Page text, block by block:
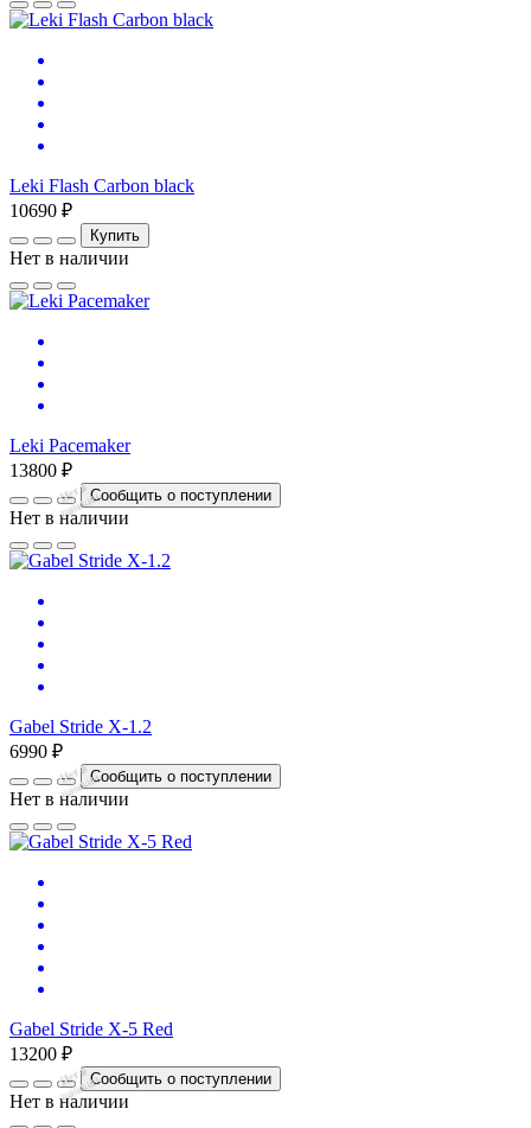
Leki Flash Carbon black
10690 ₽
Купить
Нет в наличии
Leki Pacemaker
Нет
в
на
л
и
ч
и
и
13800 ₽
Сообщить о поступлении
Нет в наличии
Gabel Stride X-1.2
Нет
в
на
л
и
ч
и
и
6990 ₽
Сообщить о поступлении
Нет в наличии
Gabel Stride X-5 Red
Нет
в
на
л
и
ч
и
и
13200 ₽
Сообщить о поступлении
Нет в наличии